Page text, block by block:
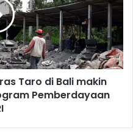
Taro di Bali makin
Pemberdayaan